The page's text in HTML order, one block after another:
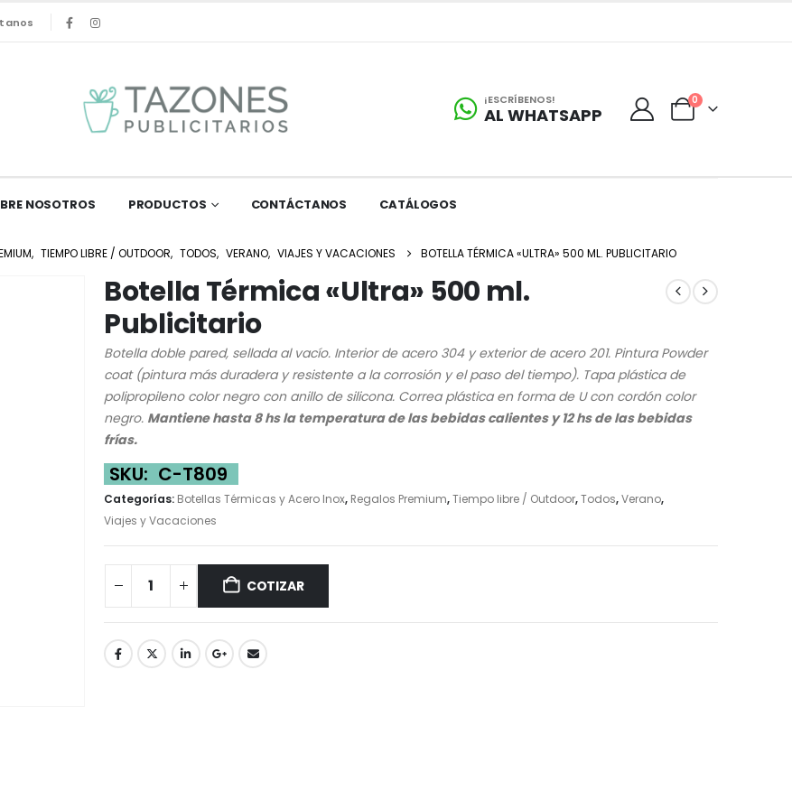
¡ESCRÍBENOS!
AL WHATSAPP
0
NOSOTROS PRODUCTOS CONTÁCTANOS CATÁLOGOS
, TIEMPO LIBRE / OUTDOOR, TODOS, VERANO, VIAJES Y VACACIONES BOTELLA TÉRMICA «ULTRA» 500 ML. PUBLICITARIO
Botella Térmica «Ultra» 500 ml.
Publicitario
Botella doble pared, sellada al vacío. Interior de acero 304 y exterior de acero 201. Pintura Powder
coat (pintura más duradera y resistente a la corrosión y el paso del tiempo). Tapa plástica de
polipropileno color negro con anillo de silicona. Correa plástica en forma de U con cordón color
negro. Mantiene hasta 8 hs la temperatura de las bebidas calientes y 12 hs de las bebidas
frías.
SKU: C-T809
Categorías: Botellas Térmicas y Acero Inox, Regalos Premium,Tiempo libre / Outdoor,Todos,Verano,
Viajes y Vacaciones
COTIZAR